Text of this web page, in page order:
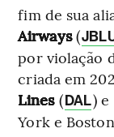
fim de sua
Airways(
por violação
criada em
Lines (DAL) e
York e